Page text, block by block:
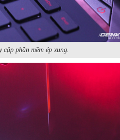
phần mềm ép xung.